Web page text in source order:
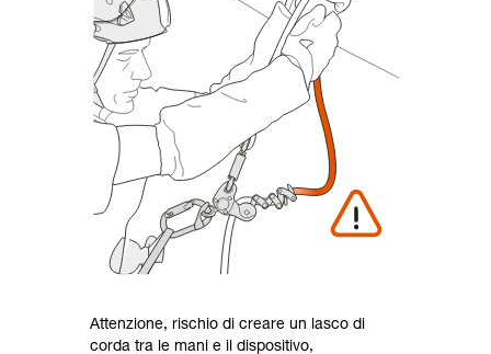
Attenzione, rischio di creare un lasco di
corda tra le mani e il dispositivo,